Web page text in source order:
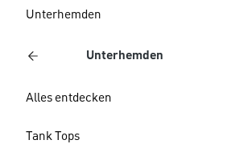
Unterhemden
Unterhemden
Alles entdecken
Tank Tops